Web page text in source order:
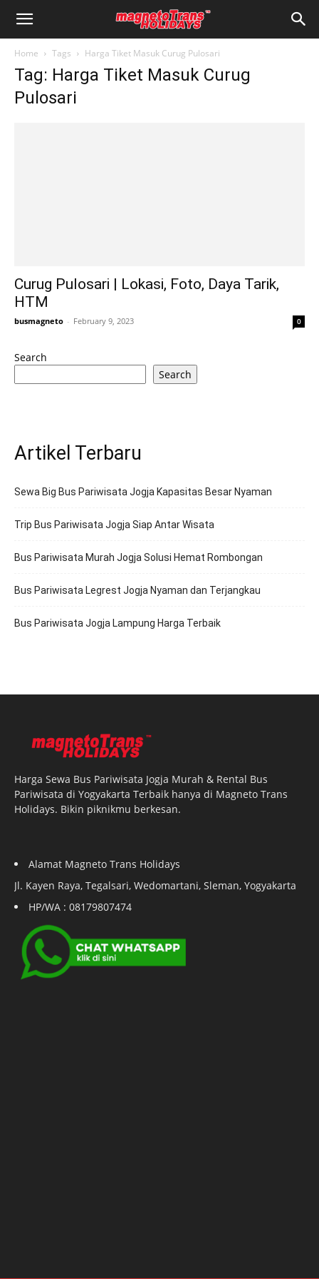
Home Tags Harga Tiket Masuk Curug Pulosari
Tag: Harga Tiket Masuk Curug
Pulosari
Curug Pulosari | Lokasi, Foto, Daya Tarik,
HTM
busmagneto - February 9, 2023 0
Search
Search
Artikel Terbaru
Sewa Big Bus Pariwisata Jogja Kapasitas Besar Nyaman
Trip Bus Pariwisata Jogja Siap Antar Wisata
Bus Pariwisata Murah Jogja Solusi Hemat Rombongan
Bus Pariwisata Legrest Jogja Nyaman dan Terjangkau
Bus Pariwisata Jogja Lampung Harga Terbaik
Harga Sewa Bus Pariwisata Jogja Murah & Rental Bus
Pariwisata di Yogyakarta Terbaik hanya di Magneto Trans
Holidays. Bikin piknikmu berkesan.
Alamat Magneto Trans Holidays
Jl. Kayen Raya, Tegalsari, Wedomartani, Sleman, Yogyakarta
HP/WA : 08179807474